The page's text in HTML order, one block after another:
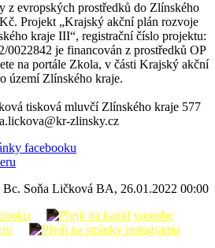
z evropských prostředků do Zlínského
Projekt „Krajský akční plán rozvoje
kraje III“, registrační číslo projektu:
0022842 je financován z prostředků OP
na portále Zkola, v části Krajský akční
území Zlínského kraje.
tisková mluvčí Zlínského kraje 577
zlinsky.cz
Soňa Ličková BA, 26.01.2022 00:00